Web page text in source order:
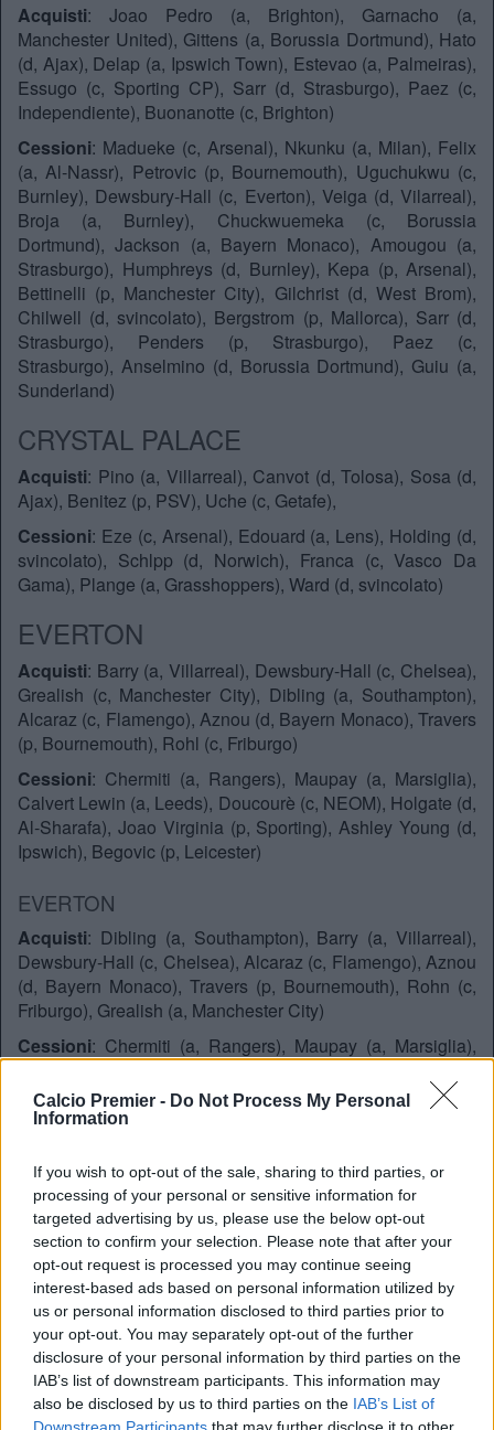
Calcio Premier - Do Not Process My Personal
Information
If you wish to opt-out of the sale, sharing to third parties, or
processing of your personal or sensitive information for
targeted advertising by us, please use the below opt-out
section to confirm your selection. Please note that after your
opt-out request is processed you may continue seeing
interest-based ads based on personal information utilized by
us or personal information disclosed to third parties prior to
your opt-out. You may separately opt-out of the further
disclosure of your personal information by third parties on the
IAB’s list of downstream participants. This information may
also be disclosed by us to third parties on the IAB’s List of
Downstream Participants that may further disclose it to other
Acquisti: Joao Pedro (a, Brighton), Garnacho (a,
Manchester United), Gittens (a, Borussia Dortmund), Hato
(d, Ajax), Delap (a, Ipswich Town), Estevao (a, Palmeiras),
Essugo (c, Sporting CP), Sarr (d, Strasburgo), Paez (c,
Independiente), Buonanotte (c, Brighton)
Cessioni: Madueke (c, Arsenal), Nkunku (a, Milan), Felix
(a, Al-Nassr), Petrovic (p, Bournemouth), Uguchukwu (c,
Burnley), Dewsbury-Hall (c, Everton), Veiga (d, Vilarreal),
Broja (a, Burnley), Chuckwuemeka (c, Borussia
Dortmund), Jackson (a, Bayern Monaco), Amougou (a,
Strasburgo), Humphreys (d, Burnley), Kepa (p, Arsenal),
Bettinelli (p, Manchester City), Gilchrist (d, West Brom),
Chilwell (d, svincolato), Bergstrom (p, Mallorca), Sarr (d,
Strasburgo), Penders (p, Strasburgo), Paez (c,
Strasburgo), Anselmino (d, Borussia Dortmund), Guiu (a,
Sunderland)
CRYSTAL PALACE
Acquisti: Pino (a, Villarreal), Canvot (d, Tolosa), Sosa (d,
Ajax), Benitez (p, PSV), Uche (c, Getafe),
Cessioni: Eze (c, Arsenal), Edouard (a, Lens), Holding (d,
svincolato), Schlpp (d, Norwich), Franca (c, Vasco Da
Gama), Plange (a, Grasshoppers), Ward (d, svincolato)
EVERTON
Acquisti: Barry (a, Villarreal), Dewsbury-Hall (c, Chelsea),
Grealish (c, Manchester City), Dibling (a, Southampton),
Alcaraz (c, Flamengo), Aznou (d, Bayern Monaco), Travers
(p, Bournemouth), Rohl (c, Friburgo)
Cessioni: Chermiti (a, Rangers), Maupay (a, Marsiglia),
Calvert Lewin (a, Leeds), Doucourè (c, NEOM), Holgate (d,
Al-Sharafa), Joao Virginia (p, Sporting), Ashley Young (d,
Ipswich), Begovic (p, Leicester)
EVERTON
Acquisti: Dibling (a, Southampton), Barry (a, Villarreal),
Dewsbury-Hall (c, Chelsea), Alcaraz (c, Flamengo), Aznou
(d, Bayern Monaco), Travers (p, Bournemouth), Rohn (c,
Friburgo), Grealish (a, Manchester City)
Cessioni: Chermiti (a, Rangers), Maupay (a, Marsiglia),
Begovic (p, svincolato), Holgate (d, svincolato), Young (d,
Ipswich Town), Doucourè (c, NEOM),
FULHAM
Acquisti: Kevin (a, Shakhtar), Asare (a, Bayern Monaco),
Lecomte (p, Montpellier), Chuckwueze (a, Milan),
Cessioni: Pereira (c, Palmeiras), Godo (c, Stasburgo),
Vinicius (a, Gremio), Benda (p, Milwall), Willian (a,
svincolato)
LEEDS UNITED
Acquisti: Stach (c, Hoffenheim), Okafor (a, Milan), Bijol (d,
Udinese), Perri (p, Lione), Longstaff (c, Newcastle),